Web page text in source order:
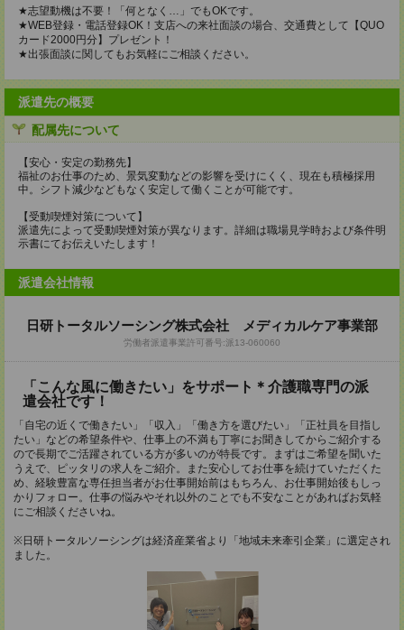
★志望動機は不要！「何となく…」でもOKです。
★WEB登録・電話登録OK！支店への来社面談の場合、交通費として【QUO
カード2000円分】プレゼント！
★出張面談に関してもお気軽にご相談ください。
派遣先の概要
配属先について
【安心・安定の勤務先】
福祉のお仕事のため、景気変動などの影響を受けにくく、現在も積極採用
中。シフト減少などもなく安定して働くことが可能です。
【受動喫煙対策について】
派遣先によって受動喫煙対策が異なります。詳細は職場見学時および条件明
示書にてお伝えいたします！
派遣会社情報
日研トータルソーシング株式会社 メディカルケア事業部
労働者派遣事業許可番号:派13-060060
「こんな風に働きたい」をサポート＊介護職専門の派
遣会社です！
「自宅の近くで働きたい」「収入」「働き方を選びたい」「正社員を目指し
たい」などの希望条件や、仕事上の不満も丁寧にお聞きしてからご紹介する
ので長期でご活躍されている方が多いのが特長です。まずはご希望を聞いた
うえで、ピッタリの求人をご紹介。また安心してお仕事を続けていただくた
め、経験豊富な専任担当者がお仕事開始前はもちろん、お仕事開始後もしっ
かりフォロー。仕事の悩みやそれ以外のことでも不安なことがあればお気軽
にご相談くださいね。
※日研トータルソーシングは経済産業省より「地域未来牽引企業」に選定され
ました。